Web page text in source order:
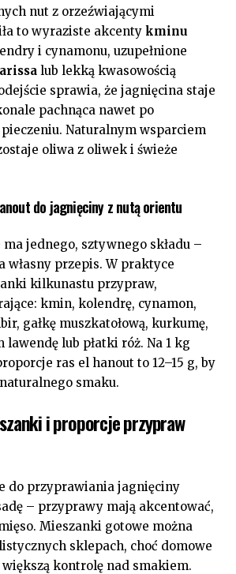
nut z orzeźwiającymi
to wyraziste akcenty kminu
i cynamonu, uzupełnione
lub lekką kwasowością
sprawia, że jagnięcina staje
pachnąca nawet po
Naturalnym wsparciem
oliwa z oliwek i świeże
do jagnięciny z nutą orientu
jednego, sztywnego składu –
własny przepis. W praktyce
kilkunastu przypraw,
kmin, kolendrę, cynamon,
gałkę muszkatołową, kurkumę,
lawendę lub płatki róż. Na 1 kg
ras el hanout to 12–15 g, by
smaku.
i proporcje przypraw
do przyprawiania jagnięciny
– przyprawy mają akcentować,
Mieszanki gotowe można
sklepach, choć domowe
kontrolę nad smakiem.